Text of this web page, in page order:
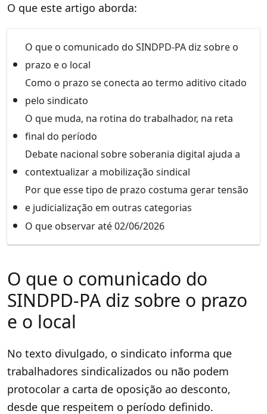
O que este artigo aborda:
O que o comunicado do SINDPD-PA diz sobre o
prazo e o local
Como o prazo se conecta ao termo aditivo citado
pelo sindicato
O que muda, na rotina do trabalhador, na reta
final do período
Debate nacional sobre soberania digital ajuda a
contextualizar a mobilização sindical
Por que esse tipo de prazo costuma gerar tensão
e judicialização em outras categorias
O que observar até 02/06/2026
O que o comunicado do
SINDPD-PA diz sobre o prazo
e o local
No texto divulgado, o sindicato informa que
trabalhadores sindicalizados ou não podem
protocolar a carta de oposição ao desconto,
desde que respeitem o período definido.